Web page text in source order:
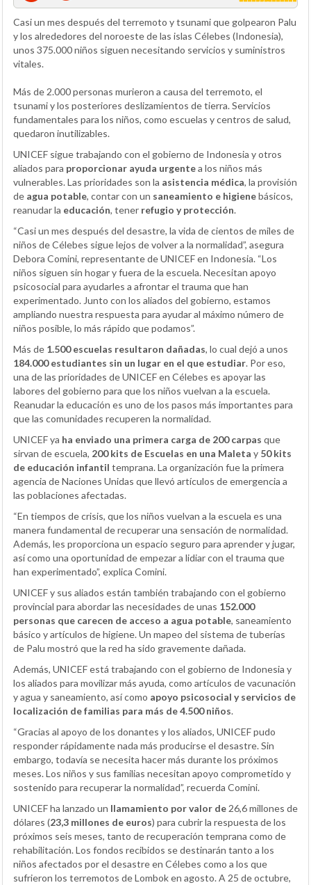
Casi un mes después del terremoto y tsunami que golpearon Palu
y los alrededores del noroeste de las islas Célebes (Indonesia),
unos 375.000 niños siguen necesitando servicios y suministros
vitales.
Más de 2.000 personas murieron a causa del terremoto, el
tsunami y los posteriores deslizamientos de tierra. Servicios
fundamentales para los niños, como escuelas y centros de salud,
quedaron inutilizables.
UNICEF sigue trabajando con el gobierno de Indonesia y otros
aliados para proporcionar ayuda urgentea los niños más
vulnerables. Las prioridades son la asistencia médica, la provisión
de agua potable, contar con un saneamiento e higienebásicos,
reanudar la educación, tener refugio y protección.
“Casi un mes después del desastre, la vida de cientos de miles de
niños de Célebes sigue lejos de volver a la normalidad”, asegura
Debora Comini, representante de UNICEF en Indonesia. “Los
niños siguen sin hogar y fuera de la escuela. Necesitan apoyo
psicosocial para ayudarles a afrontar el trauma que han
experimentado. Junto con los aliados del gobierno, estamos
ampliando nuestra respuesta para ayudar al máximo número de
niños posible, lo más rápido que podamos”.
Más de 1.500 escuelas resultaron dañadas, lo cual dejó a unos
184.000 estudiantes sin un lugar en el que estudiar. Por eso,
una de las prioridades de UNICEF en Célebes es apoyar las
labores del gobierno para que los niños vuelvan a la escuela.
Reanudar la educación es uno de los pasos más importantes para
que las comunidades recuperen la normalidad.
UNICEF ya ha enviado una primera carga de 200 carpas que
sirvan de escuela, 200 kits de Escuelas en una Maleta y 50 kits
de educación infantil temprana. La organización fue la primera
agencia de Naciones Unidas que llevó artículos de emergencia a
las poblaciones afectadas.
“En tiempos de crisis, que los niños vuelvan a la escuela es una
manera fundamental de recuperar una sensación de normalidad.
Además, les proporciona un espacio seguro para aprender y jugar,
así como una oportunidad de empezar a lidiar con el trauma que
han experimentado”, explica Comini.
UNICEF y sus aliados están también trabajando con el gobierno
provincial para abordar las necesidades de unas 152.000
personas que carecen de acceso a agua potable, saneamiento
básico y artículos de higiene. Un mapeo del sistema de tuberías
de Palu mostró que la red ha sido gravemente dañada.
Además, UNICEF está trabajando con el gobierno de Indonesia y
los aliados para movilizar más ayuda, como artículos de vacunación
y agua y saneamiento, así como apoyo psicosocial y servicios de
localización de familias para más de 4.500 niños.
“Gracias al apoyo de los donantes y los aliados, UNICEF pudo
responder rápidamente nada más producirse el desastre. Sin
embargo, todavía se necesita hacer más durante los próximos
meses. Los niños y sus familias necesitan apoyo comprometido y
sostenido para recuperar la normalidad”, recuerda Comini.
UNICEF ha lanzado un llamamiento por valor de 26,6 millones de
dólares (23,3 millones de euros) para cubrir la respuesta de los
próximos seis meses, tanto de recuperación temprana como de
rehabilitación. Los fondos recibidos se destinarán tanto a los
niños afectados por el desastre en Célebes como a los que
sufrieron los terremotos de Lombok en agosto. A 25 de octubre,